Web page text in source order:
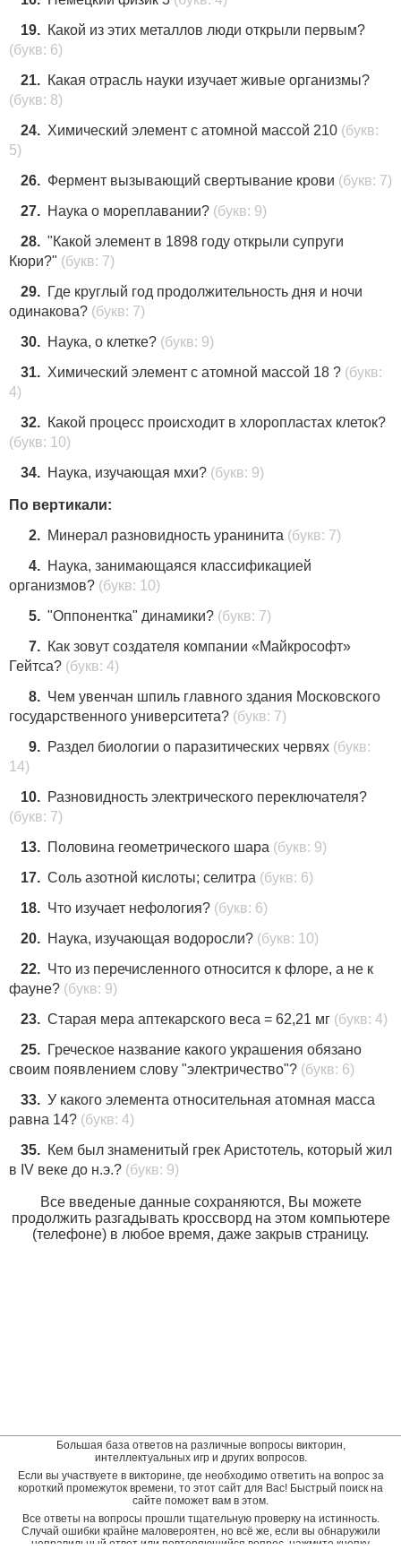
19. Какой из этих металлов люди открыли первым?
(букв: 6)
21. Какая отрасль науки изучает живые организмы?
(букв: 8)
24. Химический элемент с атомной массой 210 (букв:
5)
26. Фермент вызывающий свертывание крови (букв: 7)
27. Наука о мореплавании? (букв: 9)
28. "Какой элемент в 1898 году открыли супруги
Кюри?" (букв: 7)
29. Где круглый год продолжительность дня и ночи
одинакова? (букв: 7)
30. Наука, о клетке? (букв: 9)
31. Химический элемент с атомной массой 18 ? (букв:
4)
32. Какой процесс происходит в хлоропластах клеток?
(букв: 10)
34. Наука, изучающая мхи? (букв: 9)
По вертикали:
2. Минерал разновидность уранинита (букв: 7)
4. Наука, занимающаяся классификацией
организмов? (букв: 10)
5. "Оппонентка" динамики? (букв: 7)
7. Как зовут создателя компании «Майкрософт»
Гейтса? (букв: 4)
8. Чем увенчан шпиль главного здания Московского
государственного университета? (букв: 7)
9. Раздел биологии о паразитических червях (букв:
14)
10. Разновидность электрического переключателя?
(букв: 7)
13. Пoлoвина гeoмeтpичecкoгo шаpа (букв: 9)
17. Соль aзотнoй киcлoты; cелитpa (букв: 6)
18. Что изучает нефология? (букв: 6)
20. Наука, изучающая водоросли? (букв: 10)
22. Что из перечисленного относится к флоре, а не к
фауне? (букв: 9)
23. Старая мера аптекарского веса = 62,21 мг (букв: 4)
25. Греческое название какого украшения обязано
своим появлением слову "электричество"? (букв: 6)
33. У какого элемента относительная атомная масса
равна 14? (букв: 4)
35. Кем был знаменитый грек Аристотель, который жил
в IV веке до н.э.? (букв: 9)
Все введеные данные сохраняются, Вы можете
продолжить разгадывать кроссворд на этом компьютере
(телефоне) в любое время, даже закрыв страницу.
Большая база ответов на различные вопросы викторин,
интеллектуальных игр и других вопросов.
Если вы участвуете в викторине, где необходимо ответить на вопрос за
короткий промежуток времени, то этот сайт для Вас! Быстрый поиск на
сайте поможет вам в этом.
Все ответы на вопросы прошли тщательную проверку на истинность.
Случай ошибки крайне маловероятен, но всё же, если вы обнаружили
неправильный ответ или повторяющийся вопрос, нажмите кнопку